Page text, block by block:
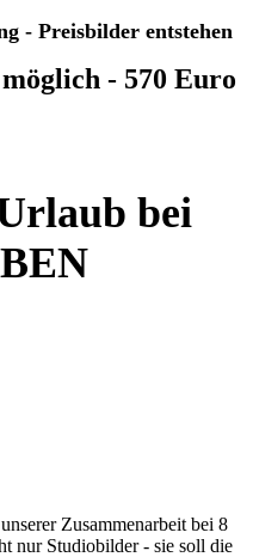
- Preisbilder entstehen
- 570 Euro
bei
Zusammenarbeit bei 8
nur Studiobilder - sie soll die